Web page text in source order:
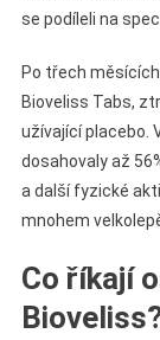
se podíleli na
Po třech
Bioveliss Tabs,
užívající placebo.
dosahovaly až
a další fyzické
mnohem
Co říkají